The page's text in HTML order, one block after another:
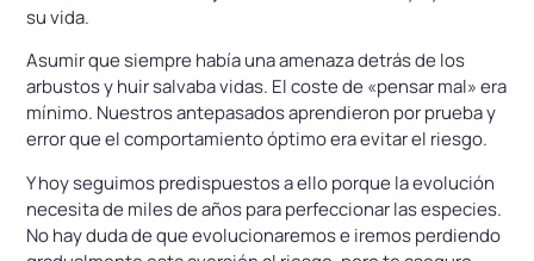
su vida.
Asumir que siempre había una amenaza detrás de los
arbustos y huir salvaba vidas. El coste de «pensar mal» era
mínimo. Nuestros antepasados aprendieron por prueba y
error que el comportamiento óptimo era evitar el riesgo.
Y hoy seguimos predispuestos a ello porque la evolución
necesita de miles de años para perfeccionar las especies.
No hay duda de que evolucionaremos e iremos perdiendo